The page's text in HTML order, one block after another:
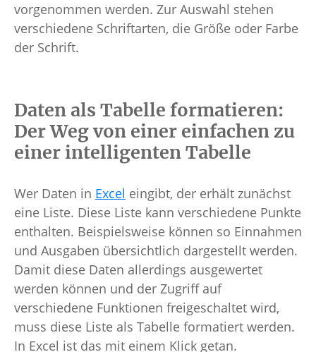
vorgenommen werden. Zur Auswahl stehen
verschiedene Schriftarten, die Größe oder Farbe
der Schrift.
Daten als Tabelle formatieren:
Der Weg von einer einfachen zu
einer intelligenten Tabelle
Wer Daten in Excel eingibt, der erhält zunächst
eine Liste. Diese Liste kann verschiedene Punkte
enthalten. Beispielsweise können so Einnahmen
und Ausgaben übersichtlich dargestellt werden.
Damit diese Daten allerdings ausgewertet
werden können und der Zugriff auf
verschiedene Funktionen freigeschaltet wird,
muss diese Liste als Tabelle formatiert werden.
In Excel ist das mit einem Klick getan.